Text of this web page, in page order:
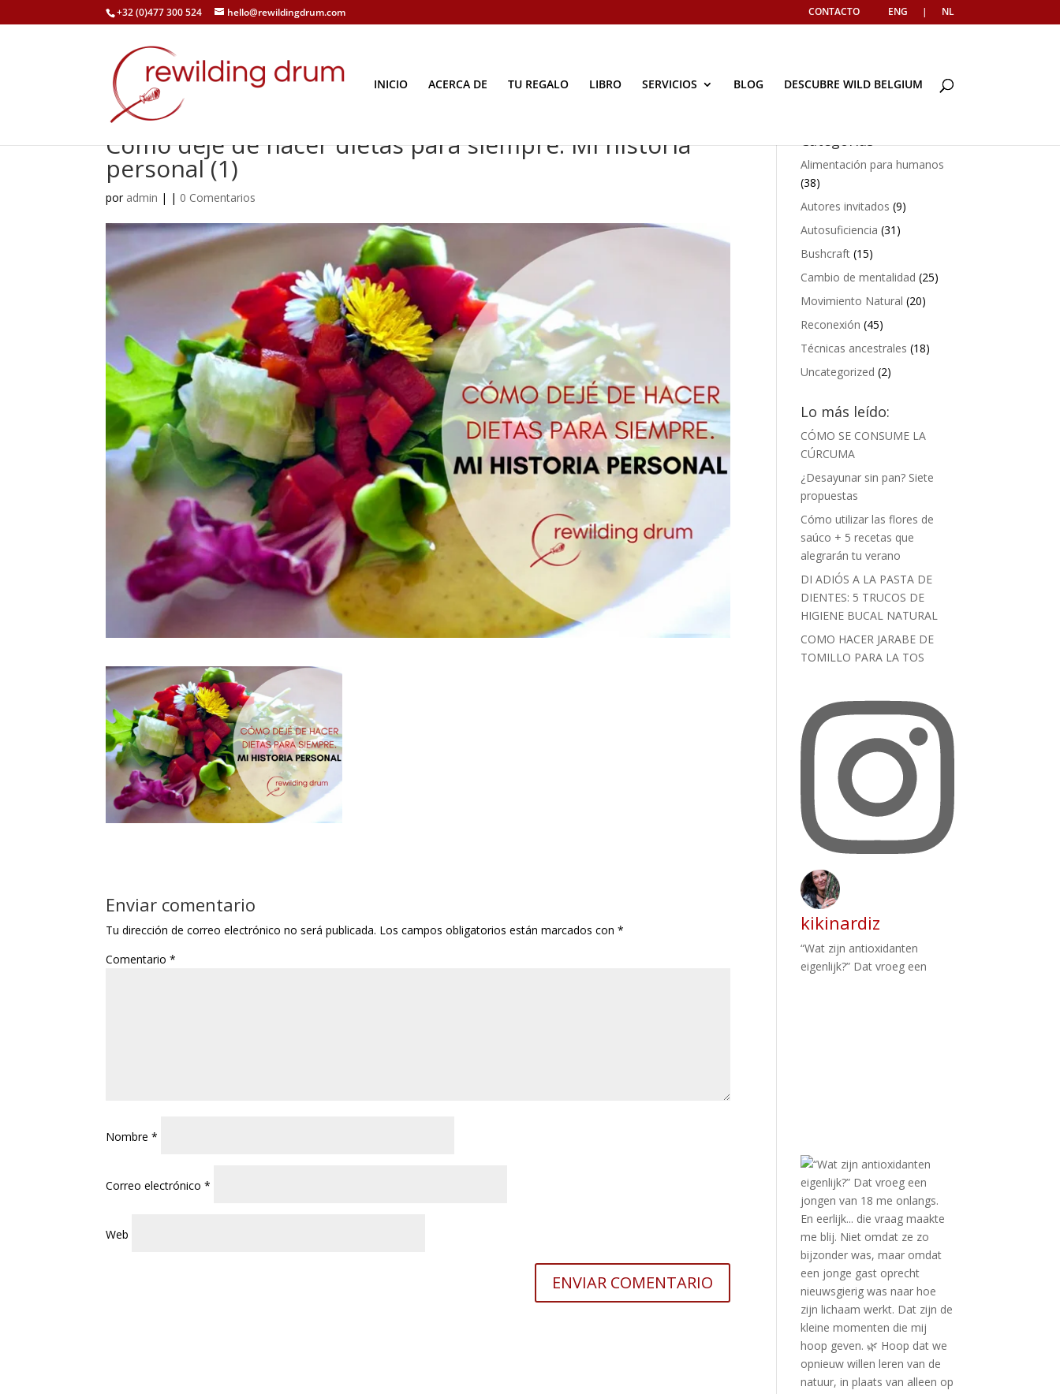
+32 (0)477 300 524 hello@rewildingdrum.com CONTACTO ENG | NL
INICIO ACERCA DE TU REGALO LIBRO SERVICIOS BLOG DESCUBRE WILD BELGIUM
Como dejé de hacer dietas para siempre. Mi historia
personal (1)
por admin | | 0 Comentarios
Enviar comentario
Tu dirección de correo electrónico no será publicada. Los campos obligatorios están marcados con*
Comentario*
Nombre*
Correo electrónico*
Web
Categorías
Alimentación para humanos
(38)
Autores invitados (9)
Autosuficiencia (31)
Bushcraft (15)
Cambio de mentalidad (25)
Movimiento Natural (20)
Reconexión (45)
Técnicas ancestrales (18)
Uncategorized (2)
Lo más leído:
CÓMO SE CONSUME LA
CÚRCUMA
¿Desayunar sin pan? Siete
propuestas
Cómo utilizar las flores de
saúco + 5 recetas que
alegrarán tu verano
DI ADIÓS A LA PASTA DE
DIENTES: 5 TRUCOS DE
HIGIENE BUCAL NATURAL
COMO HACER JARABE DE
TOMILLO PARA LA TOS
kikinardiz
“Wat zijn antioxidanten
eigenlijk?” Dat vroeg een